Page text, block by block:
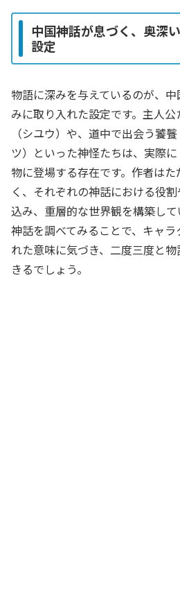
中国神話が息づく、奥深
設定
物語に深みを与えているのが、
みに取り入れた設定です。主人
（シユウ）や、道中で出会う饕
ツ）といった神怪たちは、実際
物に登場する存在です。作者は
く、それぞれの神話における役
込み、重層的な世界観を構築し
神話を調べてみることで、キャ
れた意味に気づき、二度三度と
きるでしょう。